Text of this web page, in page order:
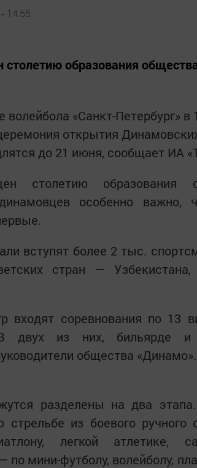
14:55
столетию образования
«Санкт-Петербург» в
открытия
до 21 июня, сообщает ИА
столетию образования
динамовцев особенно важно,
вступят более 2 тыс.
стран — Узбекистана,
входят соревнования по 13
двух из них, бильярде и
общества «Динамо».
разделены на два
стрельбе из боевого
легкой
по мини-футболу, волейболу,